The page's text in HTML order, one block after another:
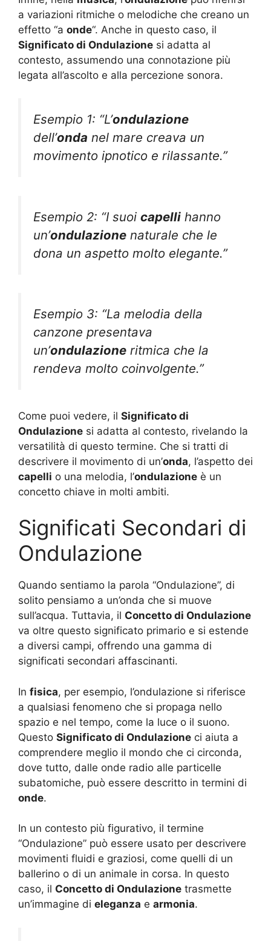
a variazioni ritmiche o melodiche che creano un
effetto “a onde“. Anche in questo caso, il
Significato di Ondulazione si adatta al
contesto, assumendo una connotazione più
legata all’ascolto e alla percezione sonora.
Esempio 1: “L’ondulazione
dell’onda nel mare creava un
movimento ipnotico e rilassante.”
Esempio 2: “I suoi capelli hanno
un’ondulazione naturale che le
dona un aspetto molto elegante.”
Esempio 3: “La melodia della
canzone presentava
un’ondulazione ritmica che la
rendeva molto coinvolgente.”
Come puoi vedere, il Significato di
Ondulazione si adatta al contesto, rivelando la
versatilità di questo termine. Che si tratti di
descrivere il movimento di un’onda, l’aspetto dei
capelli o una melodia, l’ondulazione è un
concetto chiave in molti ambiti.
Significati Secondari di
Ondulazione
Quando sentiamo la parola “Ondulazione”, di
solito pensiamo a un’onda che si muove
sull’acqua. Tuttavia, il Concetto di Ondulazione
va oltre questo significato primario e si estende
a diversi campi, offrendo una gamma di
significati secondari affascinanti.
In fisica, per esempio, l’ondulazione si riferisce
a qualsiasi fenomeno che si propaga nello
spazio e nel tempo, come la luce o il suono.
Questo Significato di Ondulazione ci aiuta a
comprendere meglio il mondo che ci circonda,
dove tutto, dalle onde radio alle particelle
subatomiche, può essere descritto in termini di
onde.
In un contesto più figurativo, il termine
“Ondulazione” può essere usato per descrivere
movimenti fluidi e graziosi, come quelli di un
ballerino o di un animale in corsa. In questo
caso, il Concetto di Ondulazione trasmette
un’immagine di eleganza e armonia.